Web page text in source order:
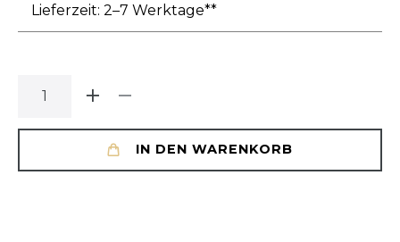
Lieferzeit: 2–7 Werktage**
IN DEN WARENKORB